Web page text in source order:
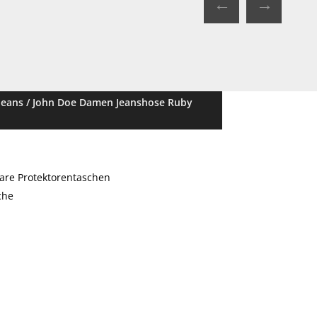
/ John Doe Damen Jeanshose Ruby
Protektorentaschen